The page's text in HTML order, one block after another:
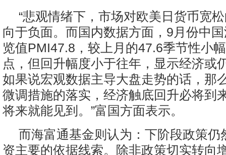
“悲观情绪下，市场对欧美日货币宽
向于负面。而国内数据方面，9月份中
览值PMI47.8，较上月的47.6季节性小
点，但回升幅度小于往年，显示经济或
如果说宏观数据主导大盘走势的话，那
微调措施的落实，经济触底回升必将到
将来就能见到。”富国方面表示。
而海富通基金则认为：下阶段政策仍
资主要的依据线索。除非政策切实转向